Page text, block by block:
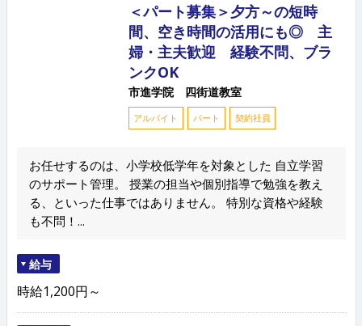
＜パート募集＞夕方～の短時
間、空き時間の活用にも◎ 主
婦・主夫歓迎 経験不問、ブラ
ンクOK
市進学院 四街道教室
アルバイト パート 契約社員
お任せするのは、小学校低学年を対象とした 自立学習
のサポート管理。 授業の担当や個別指導で勉強を教え
る、といった仕事ではありません。 特別な資格や経験
も不問！...
給与
時給1,200円～